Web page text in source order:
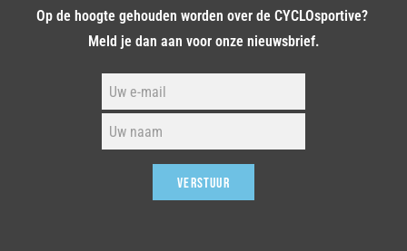
Op de hoogte gehouden worden over de CYCLOsportive?
Meld je dan aan voor onze nieuwsbrief.
VERSTUUR